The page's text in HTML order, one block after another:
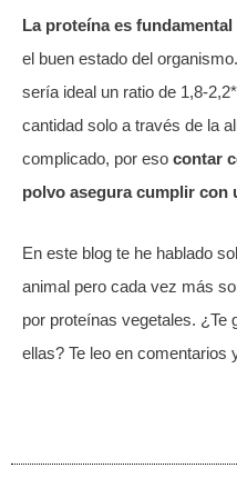
La proteína es
el buen estado del
sería ideal un ratio de 1,8-
cantidad solo a través de la
complicado, por eso contar
polvo asegura cumplir con
En este blog te he hablado
animal pero cada vez más
por proteínas vegetales.
ellas? Te leo en comentarios